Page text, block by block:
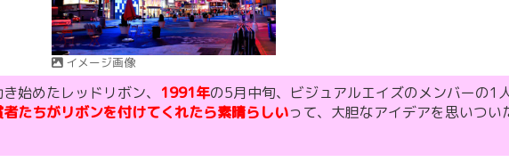
イメージ画像
始めたレッドリボン、 1991年の5月中旬、ビジュアルエイズのメンバーの1
者たちがリボンを付けてくれたら素晴らしいって、大胆なアイデアを思いつい